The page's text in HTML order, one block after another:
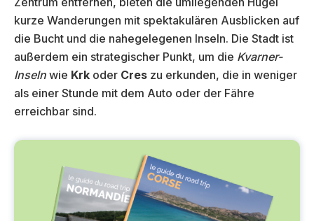
kurze Wanderungen mit spektakulären Ausblicken auf
die Bucht und die nahegelegenen Inseln. Die Stadt ist
außerdem ein strategischer Punkt, um die Kvarner-
Inseln wie Krk oder Cres zu erkunden, die in weniger
als einer Stunde mit dem Auto oder der Fähre
erreichbar sind.